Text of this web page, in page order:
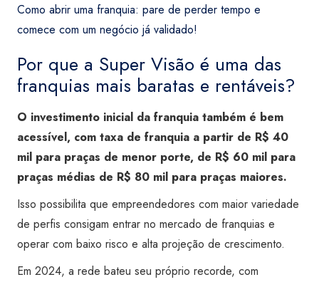
Como abrir uma franquia: pare de perder tempo e
comece com um negócio já validado!
Por que a Super Visão é uma das
franquias mais baratas e rentáveis?
O investimento inicial da franquia também é bem
acessível, com taxa de franquia a partir de R$ 40
mil para praças de menor porte, de R$ 60 mil para
praças médias de R$ 80 mil para praças maiores.
Isso possibilita que empreendedores com maior variedade
de perfis consigam entrar no mercado de franquias e
operar com baixo risco e alta projeção de crescimento.
Em 2024, a rede bateu seu próprio recorde, com